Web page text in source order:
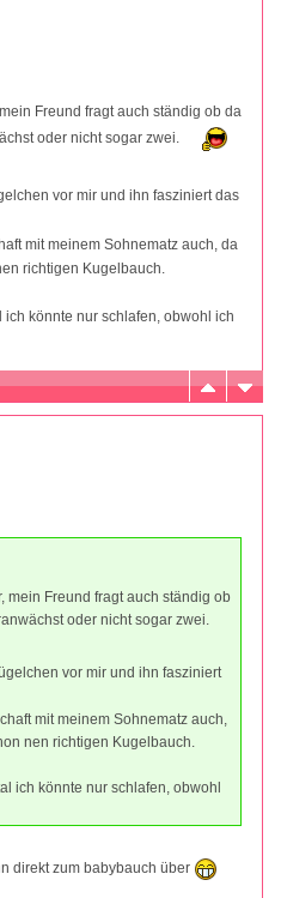
Freund fragt auch ständig ob da
oder nicht sogar zwei.
vor mir und ihn fasziniert das
mit meinem Sohnematz auch, da
richtigen Kugelbauch.
könnte nur schlafen, obwohl ich
mein Freund fragt auch ständig ob
oder nicht sogar zwei.
vor mir und ihn fasziniert
mit meinem Sohnematz auch,
nen richtigen Kugelbauch.
ich könnte nur schlafen, obwohl
direkt zum babybauch über